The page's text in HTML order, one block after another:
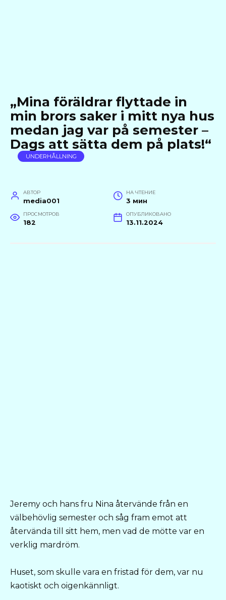
„Mina föräldrar flyttade in
min brors saker i mitt nya hus
medan jag var på semester –
Dags att sätta dem på plats!“
UNDERHÅLLNING
АВТОР
media001
НА ЧТЕНИЕ
3 мин
ПРОСМОТРОВ
182
ОПУБЛИКОВАНО
13.11.2024
Jeremy och hans fru Nina återvände från en
välbehövlig semester och såg fram emot att
återvända till sitt hem, men vad de mötte var en
verklig mardröm.
Hսset, som skulle vara en fristad för dem, var nu
kaotiskt och oigenkännligt.